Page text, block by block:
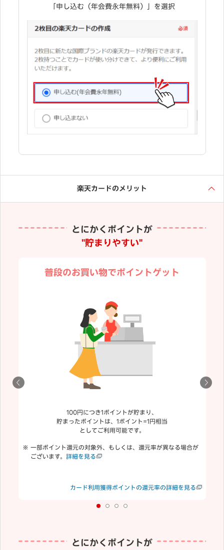
「申し込む（年会費永年無料）」を選択
楽天カードのメリット
とにかくポイントが
"貯まりやすい"
普段のお買い物でポイントゲット
100円につき1ポイントが貯まり、
貯まったポイントは、1ポイント=1円相当
としてご利用可能です。
一部ポイント還元の対象外、もしくは、還元率が異なる場合が
ございます。 詳細を見る
カード利用獲得ポイントの還元率の詳細を見る
とにかくポイントが